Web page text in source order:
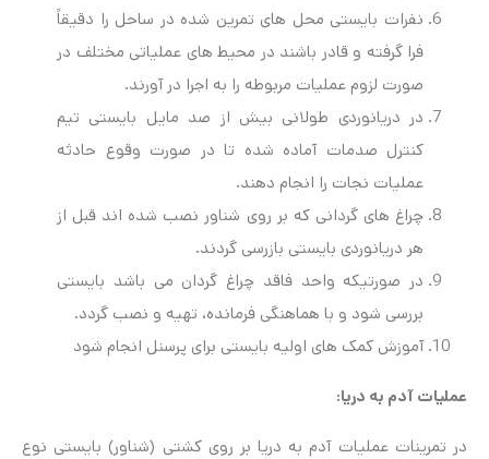
نفرات بایستی محل های تمرین شده در ساحل را دقیقاً
فرا گرفته و قادر باشند در محیط های عملیاتی مختلف در
صورت لزوم عملیات مربوطه را به اجرا در آورند.
در دریانوردی طولانی بیش از صد مایل بایستی تیم
کنترل صدمات آماده شده تا در صورت وقوع حادثه
عملیات نجات را انجام دهند.
چراغ های گردانی که بر روی شناور نصب شده اند قبل از
هر دریانوردی بایستی بازرسی گردند.
در صورتیکه واحد فاقد چراغ گردان می باشد بایستی
بررسی شود و با هماهنگی فرمانده، تهیه و نصب گردد.
آموزش کمک های اولیه بایستی برای پرسنل انجام شود
عملیاتآدم به دریا:
در تمرینات عملیات آدم به دریا بر روی کشتی (شناور) بایستی نوع